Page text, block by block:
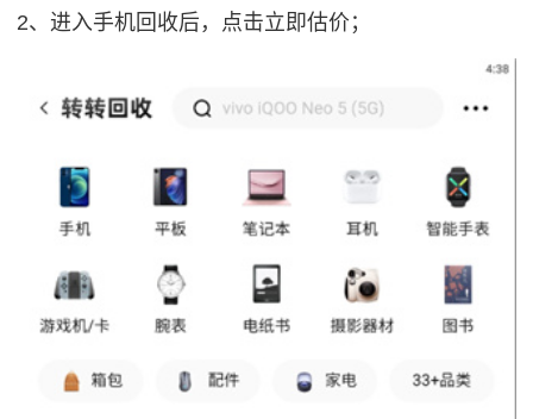
2、进入手机回收后，点击立即估价；